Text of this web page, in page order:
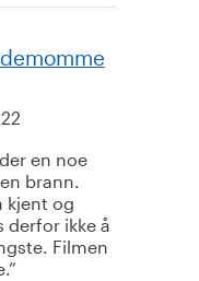
en noe
brann.
kjent og
derfor ikke å
Filmen